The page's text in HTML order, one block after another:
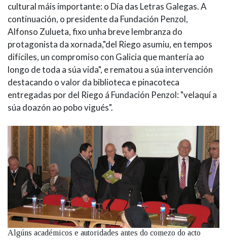
cultural máis importante: o Día das Letras Galegas. A
continuación, o presidente da Fundación Penzol,
Alfonso Zulueta, fixo unha breve lembranza do
protagonista da xornada,"del Riego asumiu, en tempos
difíciles, un compromiso con Galicia que mantería ao
longo de toda a súa vida", e rematou a súa intervención
destacando o valor da biblioteca e pinacoteca
entregadas por del Riego á Fundación Penzol: "velaquí a
súa doazón ao pobo vigués".
Algúns académicos e autoridades antes do comezo do acto